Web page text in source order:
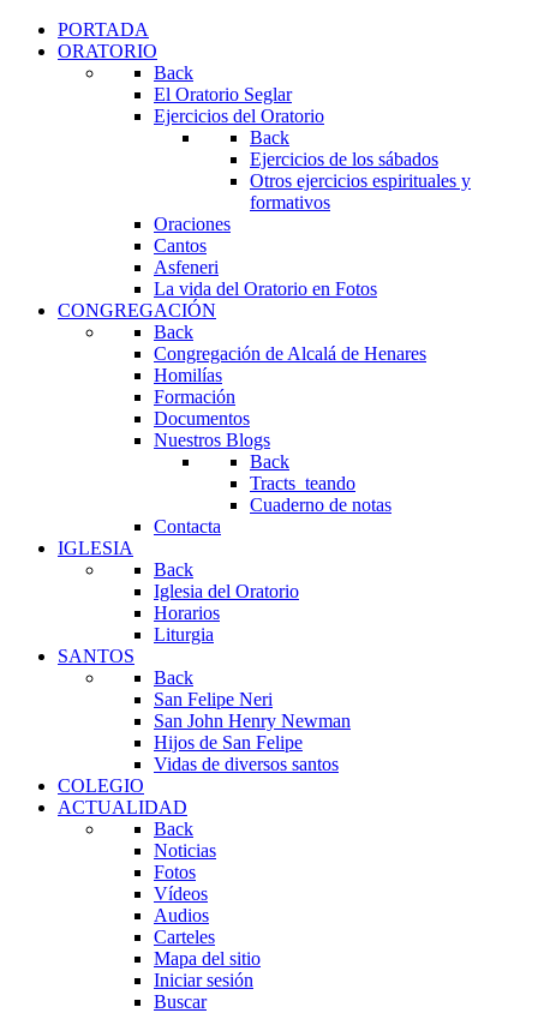
PORTADA
ORATORIO
Back
El Oratorio Seglar
Ejercicios del Oratorio
Back
Ejercicios de los sábados
Otros ejercicios espirituales y
formativos
Oraciones
Cantos
Asfeneri
La vida del Oratorio en Fotos
CONGREGACIÓN
Back
Congregación de Alcalá de Henares
Homilías
Formación
Documentos
Nuestros Blogs
Back
Tracts_teando
Cuaderno de notas
Contacta
IGLESIA
Back
Iglesia del Oratorio
Horarios
Liturgia
SANTOS
Back
San Felipe Neri
San John Henry Newman
Hijos de San Felipe
Vidas de diversos santos
COLEGIO
ACTUALIDAD
Back
Noticias
Fotos
Vídeos
Audios
Carteles
Mapa del sitio
Iniciar sesión
Buscar